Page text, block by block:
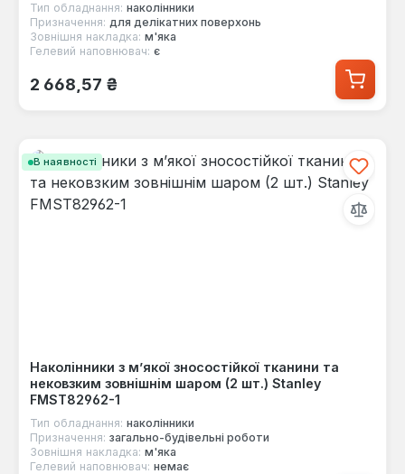
Тип обладнання: наколінники
Призначення: для делікатних поверхонь
Зовнішня накладка: м'яка
Гелевий наповнювач: є
Звичайна ціна:
2 668,57 ₴
В наявності
Наколінники з м’якої зносостійкої тканини та
нековзким зовнішнім шаром (2 шт.) Stanley
FMST82962-1
Тип обладнання: наколінники
Призначення: загально-будівельні роботи
Зовнішня накладка: м'яка
Гелевий наповнювач: немає